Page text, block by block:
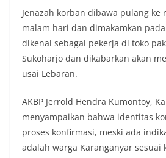
Jenazah korban dibawa pulang ke
malam hari dan dimakamkan
dikenal sebagai pekerja di toko
Sukoharjo dan dikabarkan akan
usai Lebaran.
AKBP Jerrold Hendra Kumontoy,
menyampaikan bahwa identitas
proses konfirmasi, meski ada
adalah warga Karanganyar sesuai